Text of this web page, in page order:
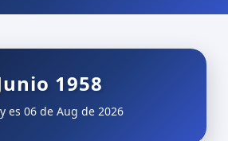
1958
es 06 de Aug de 2026